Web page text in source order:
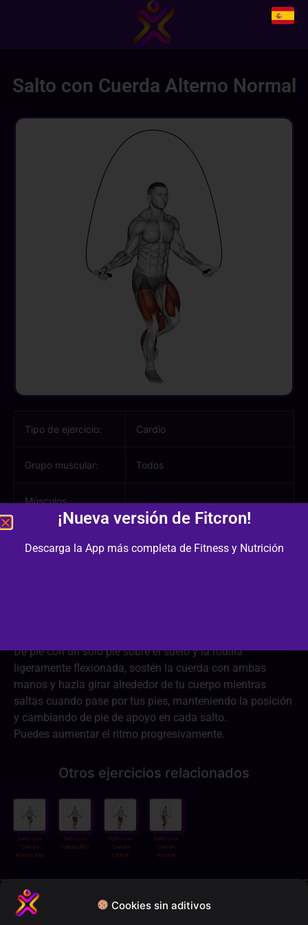
Cookies sin aditivos
Salto con Cuerda Alterno Normal
Tipo de ejercicio: Cardio
Grupo muscular: Todos
Músculos
involucrados:
Equipamiento /
Otro
De pie con un solo pie sobre el suelo y la rodilla
ligeramente flexionada, sostén la cuerda con ambas
manos y hazla girar alrededor de tu cuerpo mientras
saltas cuando pase por tus pies, manteniendo la posición
y cambiando de pie de apoyo en cada salto.
Puedes aumentar el ritmo progresivamente.
Otros ejercicios relacionados
Salto con
Cuerda
Alterno Alto
Salto con
Cuerda Alto
Salto con
Cuerda
Lateral
Salto con
Cuerda
Normal
¡Nueva versión de Fitcron!
Descarga la App más completa de Fitness y Nutrición